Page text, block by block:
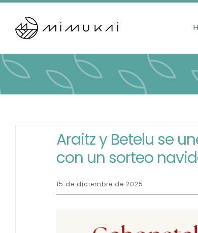
content
Araitz y Betelu se
con un sorteo
15 de diciembre de 2025